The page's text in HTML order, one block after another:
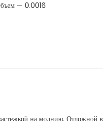
— 0.0016
на молнию.